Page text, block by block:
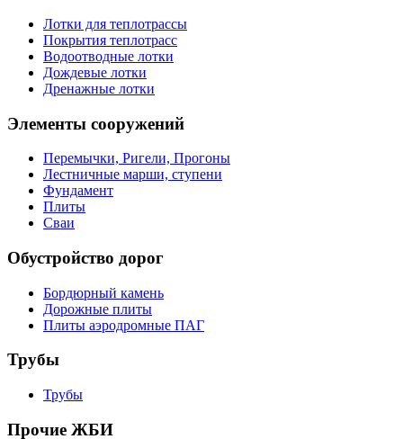
Лотки для теплотрассы
Покрытия теплотрасс
Водоотводные лотки
Дождевые лотки
Дренажные лотки
Элементы сооружений
Перемычки, Ригели, Прогоны
Лестничные марши, ступени
Фундамент
Плиты
Сваи
Обустройство дорог
Бордюрный камень
Дорожные плиты
Плиты аэродромные ПАГ
Трубы
Трубы
Прочие ЖБИ